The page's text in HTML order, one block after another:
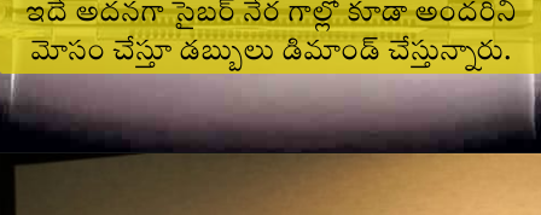
ఇదే అదనగా సైబర్ నేర గాల్లో కూడా అందరిని
మోసం చేస్తూ డబ్బులు డిమాండ్ చేస్తున్నారు.